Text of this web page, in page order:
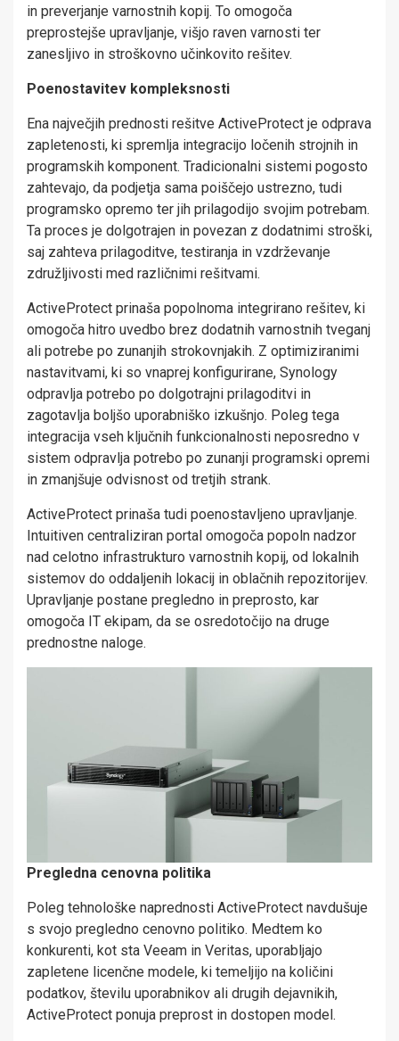
in preverjanje varnostnih kopij. To omogoča
preprostejše upravljanje, višjo raven varnosti ter
zanesljivo in stroškovno učinkovito rešitev.
Poenostavitev kompleksnosti
Ena največjih prednosti rešitve ActiveProtect je odprava
zapletenosti, ki spremlja integracijo ločenih strojnih in
programskih komponent. Tradicionalni sistemi pogosto
zahtevajo, da podjetja sama poiščejo ustrezno, tudi
programsko opremo ter jih prilagodijo svojim potrebam.
Ta proces je dolgotrajen in povezan z dodatnimi stroški,
saj zahteva prilagoditve, testiranja in vzdrževanje
združljivosti med različnimi rešitvami.
ActiveProtect prinaša popolnoma integrirano rešitev, ki
omogoča hitro uvedbo brez dodatnih varnostnih tveganj
ali potrebe po zunanjih strokovnjakih. Z optimiziranimi
nastavitvami, ki so vnaprej konfigurirane, Synology
odpravlja potrebo po dolgotrajni prilagoditvi in
zagotavlja boljšo uporabniško izkušnjo. Poleg tega
integracija vseh ključnih funkcionalnosti neposredno v
sistem odpravlja potrebo po zunanji programski opremi
in zmanjšuje odvisnost od tretjih strank.
ActiveProtect prinaša tudi poenostavljeno upravljanje.
Intuitiven centraliziran portal omogoča popoln nadzor
nad celotno infrastrukturo varnostnih kopij, od lokalnih
sistemov do oddaljenih lokacij in oblačnih repozitorijev.
Upravljanje postane pregledno in preprosto, kar
omogoča IT ekipam, da se osredotočijo na druge
prednostne naloge.
Pregledna cenovna politika
Poleg tehnološke naprednosti ActiveProtect navdušuje
s svojo pregledno cenovno politiko. Medtem ko
konkurenti, kot sta Veeam in Veritas, uporabljajo
zapletene licenčne modele, ki temeljijo na količini
podatkov, številu uporabnikov ali drugih dejavnikih,
ActiveProtect ponuja preprost in dostopen model.